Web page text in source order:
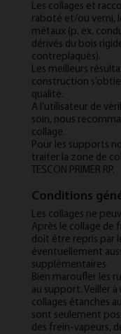
Les col­lages et
raboté et/ou verni,
métaux (p. ex.
dérivés du bois
contre­plaqués).
Les meil­leurs
con­struc­tion
qual­ité.
A l’util­isateur de
soin, nous
col­lage.
Pour les sup­ports
traiter la zone de
TESCON PRIMER RP.
Conditions
Les collages ne
Après le collage de
doit être repris par
éventuellement
supplémentaires.
Bien maroufler les
au support. Veiller
collages étanches
sont seulement
des frein-vapeurs,